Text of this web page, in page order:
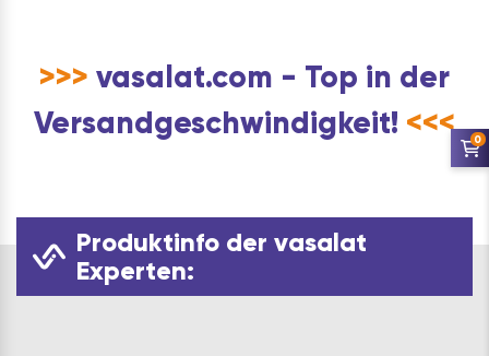
>>> vasalat.com - Top in der
Versandgeschwindigkeit! <<<
Produktinfo der vasalat
Experten:
0